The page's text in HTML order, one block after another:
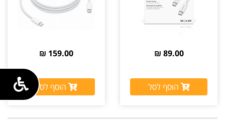
89.00 ₪
הוסף לסל
159.00 ₪
הוסף לסל